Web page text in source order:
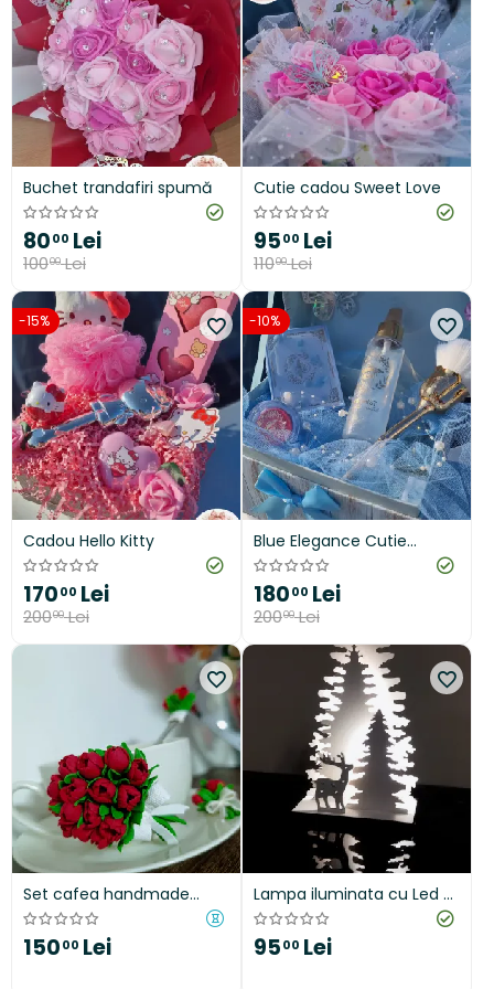
Buchet trandafiri spumă
8000 Lei
10000 Lei
Cutie cadou Sweet Love
9500 Lei
11000 Lei
-15%
Cadou Hello Kitty
17000 Lei
20000 Lei
-10%
Blue Elegance Cutie
cadou cu produse
18000 Lei
20000 Lei
Set cafea handmade
decorat cu lalele din lut
polimeric - cadou elegant
15000 Lei
Lampa iluminata cu Led -
Ren si brazi
9500 Lei